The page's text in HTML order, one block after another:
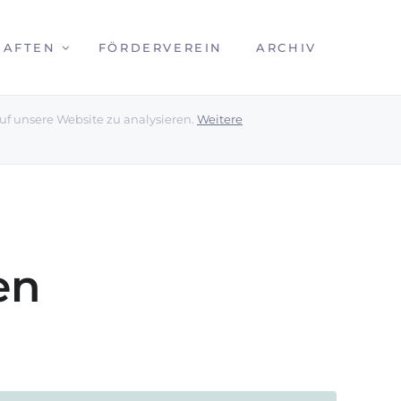
FÖRDERVEREIN ARCHIV
unsere Website zu analysieren. Weitere